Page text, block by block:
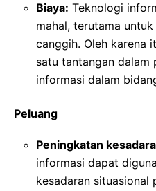
Biaya: Teknologi
mahal, terutama
canggih. Oleh karena
satu tantangan dalam
informasi dalam
Peluang
Peningkatan
informasi dapat
kesadaran situasional